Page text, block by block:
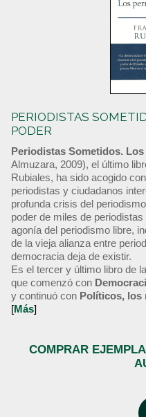
PERIODISTAS
PODER
Periodistas Sometidos.
Almuzara, 2009), el último
Rubiales, ha sido acogido
periodistas y ciudadanos
profunda crisis del
poder de miles de
agonía del periodismo libre,
de la vieja alianza entre
democracia deja de existir.
Es el tercer y último libro de
que comenzó con
y continuó con Políticos, los
[Más]
COMPRAR